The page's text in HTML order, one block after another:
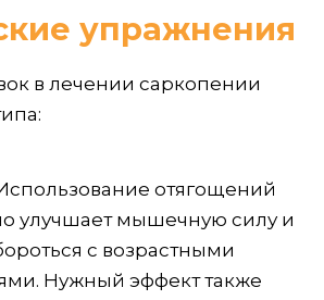
упражнения
в лечении саркопении
отягощений
улучшает мышечную силу и
с возрастными
Нужный эффект также